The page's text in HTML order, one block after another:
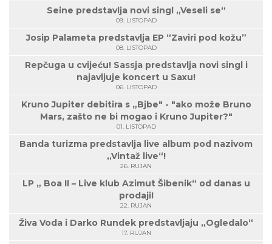
Seine predstavlja novi singl „Veseli se“
09. LISTOPAD
Josip Palameta predstavlja EP “Zaviri pod kožu”
08. LISTOPAD
Repčuga u cvijeću! Sassja predstavlja novi singl i
najavljuje koncert u Saxu!
06. LISTOPAD
Kruno Jupiter debitira s „Bjbe" - "ako može Bruno
Mars, zašto ne bi mogao i Kruno Jupiter?"
01. LISTOPAD
Banda turizma predstavlja live album pod nazivom
„Vintaž live“!
26. RUJAN
LP „ Boa II – Live klub Azimut Šibenik“ od danas u
prodaji!
22. RUJAN
Živa Voda i Darko Rundek predstavljaju „Ogledalo“
17. RUJAN